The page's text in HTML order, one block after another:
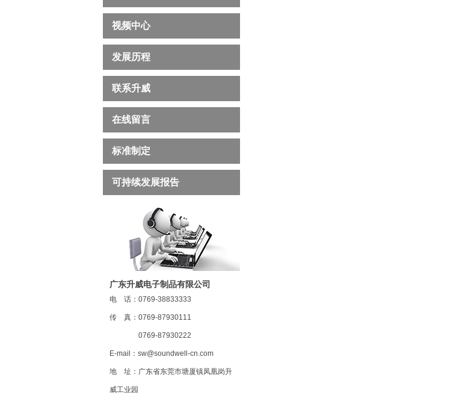
视频中心
发展历程
联系升威
在线留言
标准制定
可持续发展报告
广东升威电子制品有限公司
电 话：0769-38833333
传 真：0769-87930111
0769-87930222
E-mail：sw@soundwell-cn.com
地 址：广东省东莞市塘厦镇凤凰岗升
威工业园